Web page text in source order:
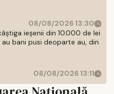
08/08/2026 13:30
ieșenii din 10.000 de lei
bani pusi deoparte au, din
08/08/2026 13:11